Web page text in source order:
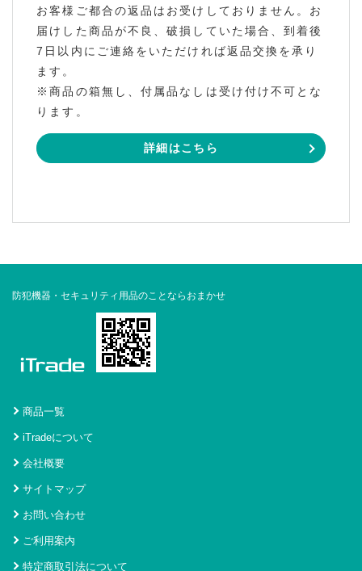
お客様ご都合の返品はお受けしておりません。お
届けした商品が不良、破損していた場合、到着後
7日以内にご連絡をいただければ返品交換を承り
ます。
※商品の箱無し、付属品なしは受け付け不可とな
ります。
詳細はこちら
防犯機器・セキュリティ用品のことならおまかせ
商品一覧
iTradeについて
会社概要
サイトマップ
お問い合わせ
ご利用案内
特定商取引法について